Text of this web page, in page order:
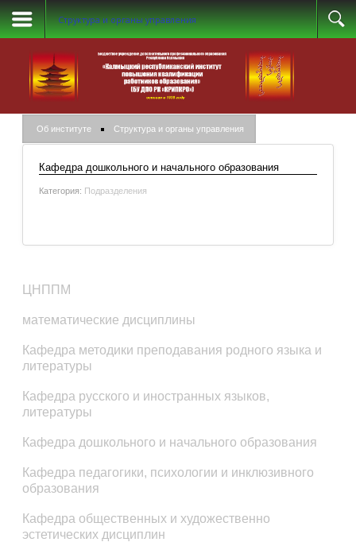
Структура и органы управления
Об институте Структура и органы управления
Кафедра дошкольного и начального образования
Категория: Подразделения
ЦНППМ
математические дисциплины
Кафедра методики преподавания родного языка и
литературы
Кафедра русского и иностранных языков,
литературы
Кафедра дошкольного и начального образования
Кафедра педагогики, психологии и инклюзивного
образования
Кафедра общественных и художественно
эстетических дисциплин